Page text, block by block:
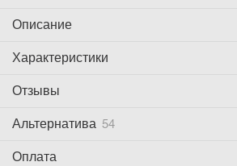
Описание
Характеристики
Отзывы
Альтернатива 54
Оплата